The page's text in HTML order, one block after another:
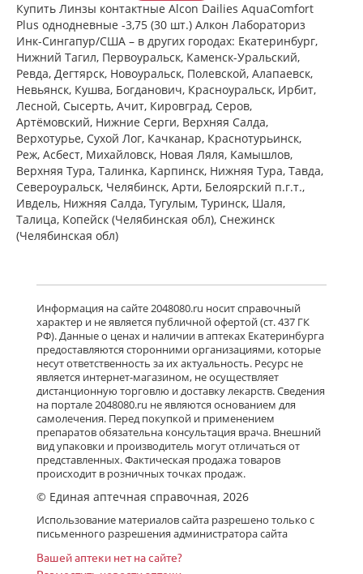
Купить Линзы контактные Alcon Dailies AquaComfort
Plus однодневные -3,75 (30 шт.) Алкон Лабораториз
Инк-Сингапур/США – в других городах: Екатеринбург,
Нижний Тагил, Первоуральск, Каменск-Уральский,
Ревда, Дегтярск, Новоуральск, Полевской, Алапаевск,
Невьянск, Кушва, Богданович, Красноуральск, Ирбит,
Лесной, Сысерть, Ачит, Кировград, Серов,
Артёмовский, Нижние Cерги, Верхняя Салда,
Верхотурье, Сухой Лог, Качканар, Краснотурьинск,
Реж, Асбест, Михайловск, Новая Ляля, Камышлов,
Верхняя Тура, Талинка, Карпинск, Нижняя Тура, Тавда,
Североуральск, Челябинск, Арти, Белоярский п.г.т.,
Ивдель, Нижняя Салда, Тугулым, Туринск, Шаля,
Талица, Копейск (Челябинская обл), Снежинск
(Челябинская обл)
Информация на сайте 2048080.ru носит справочный
характер и не является публичной офертой (ст. 437 ГК
РФ). Данные о ценах и наличии в аптеках Екатеринбурга
предоставляются сторонними организациями, которые
несут ответственность за их актуальность. Ресурс не
является интернет-магазином, не осуществляет
дистанционную торговлю и доставку лекарств. Сведения
на портале 2048080.ru не являются основанием для
самолечения. Перед покупкой и применением
препаратов обязательна консультация врача. Внешний
вид упаковки и производитель могут отличаться от
представленных. Фактическая продажа товаров
происходит в розничных точках продаж.
© Единая аптечная справочная, 2026
Использование материалов сайта разрешено только с
письменного разрешения администратора сайта
Вашей аптеки нет на сайте?